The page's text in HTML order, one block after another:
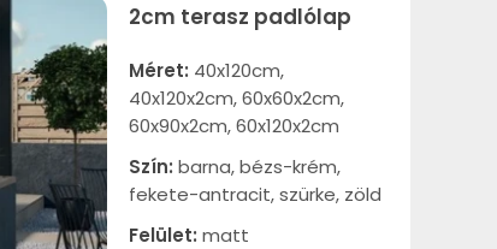
2cm terasz padlólap
Méret: 40x120cm,
40x120x2cm, 60x60x2cm,
60x90x2cm, 60x120x2cm
Szín: barna, bézs-krém,
fekete-antracit, szürke, zöld
Felület: matt